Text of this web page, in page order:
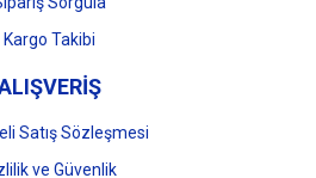
Kargo Takibi
Satış Sözleşmesi
ve Güvenlik